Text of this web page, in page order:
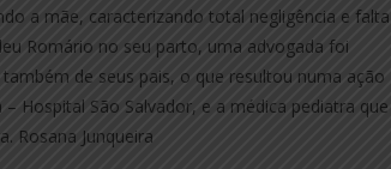
a mãe, caracterizando total negligência e falta
Romário no seu parto, uma advogada foi
de seus pais, o que resultou numa ação
Hospital São Salvador, e a médica pediatra que
Rosana Junqueira